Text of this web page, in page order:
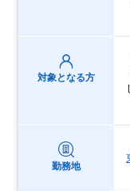
対象となる方
勤務地